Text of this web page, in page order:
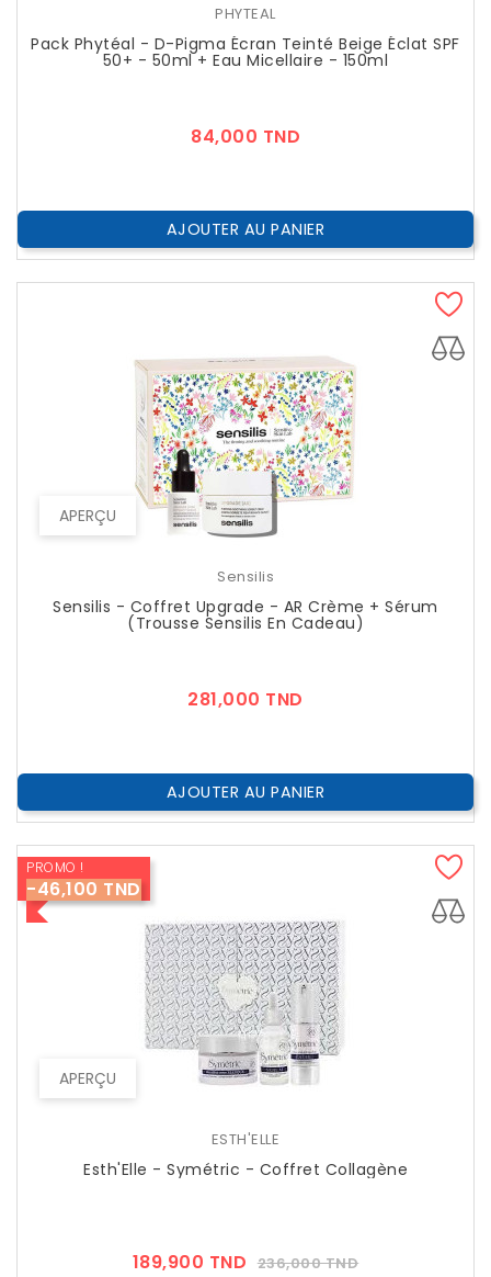
PHYTEAL
Pack Phytéal - D-Pigma Écran Teinté Beige Éclat SPF
50+ - 50ml + Eau Micellaire - 150ml
84,000 TND
AJOUTER AU PANIER
APERÇU
Sensilis
Sensilis - Coffret Upgrade - AR Crème + Sérum
(Trousse Sensilis En Cadeau)
281,000 TND
AJOUTER AU PANIER
APERÇU
PROMO !
-46,100 TND
ESTH'ELLE
Esth'Elle - Symétric - Coffret Collagène
189,900 TND Prix
236,000 TNDPrix